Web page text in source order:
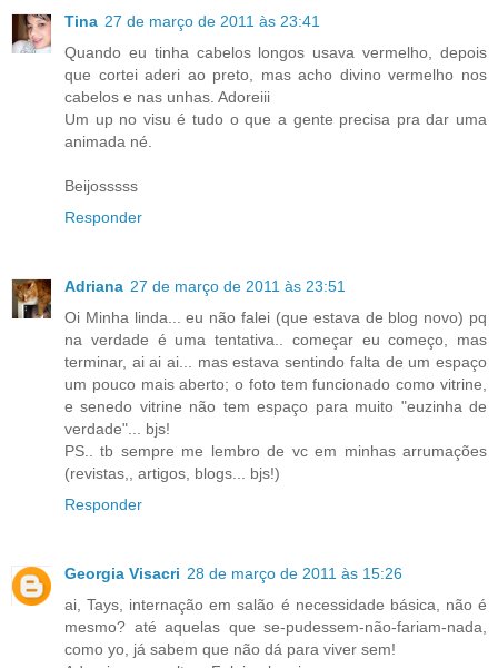
Tina 27 de março de 2011 às 23:41
Quando eu tinha cabelos longos usava vermelho, depois
que cortei aderi ao preto, mas acho divino vermelho nos
cabelos e nas unhas. Adoreiii
Um up no visu é tudo o que a gente precisa pra dar uma
animada né.
Beijosssss
Responder
Adriana 27 de março de 2011 às 23:51
Oi Minha linda... eu não falei (que estava de blog novo) pq
na verdade é uma tentativa.. começar eu começo, mas
terminar, ai ai ai... mas estava sentindo falta de um espaço
um pouco mais aberto; o foto tem funcionado como vitrine,
e senedo vitrine não tem espaço para muito "euzinha de
verdade"... bjs!
PS.. tb sempre me lembro de vc em minhas arrumações
(revistas,, artigos, blogs... bjs!)
Responder
Georgia Visacri 28 de março de 2011 às 15:26
ai, Tays, internação em salão é necessidade básica, não é
mesmo? até aquelas que se-pudessem-não-fariam-nada,
como yo, já sabem que não dá para viver sem!